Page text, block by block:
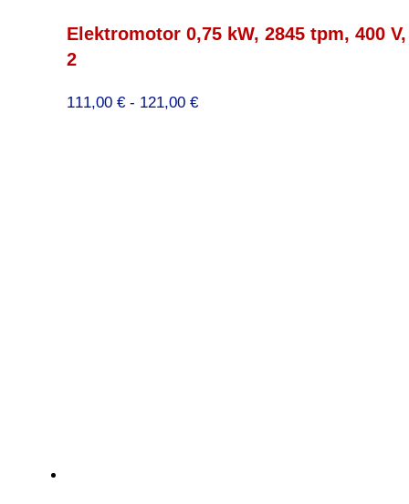
Elektromotor 0,75 kW, 2845 tpm, 400
2
111,00 € - 121,00 €Prijsklasse: